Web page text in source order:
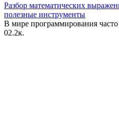
Разбор математических
полезные инструменты
В мире программирования часто
02.2к.